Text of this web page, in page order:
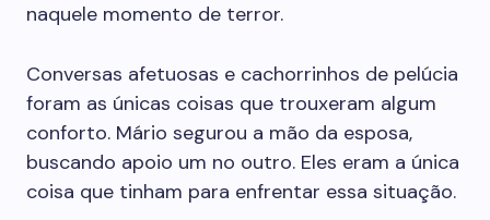
naquele momento de terror.
Conversas afetuosas e cachorrinhos de pelúcia
foram as únicas coisas que trouxeram algum
conforto. Mário segurou a mão da esposa,
buscando apoio um no outro. Eles eram a única
coisa que tinham para enfrentar essa situação.